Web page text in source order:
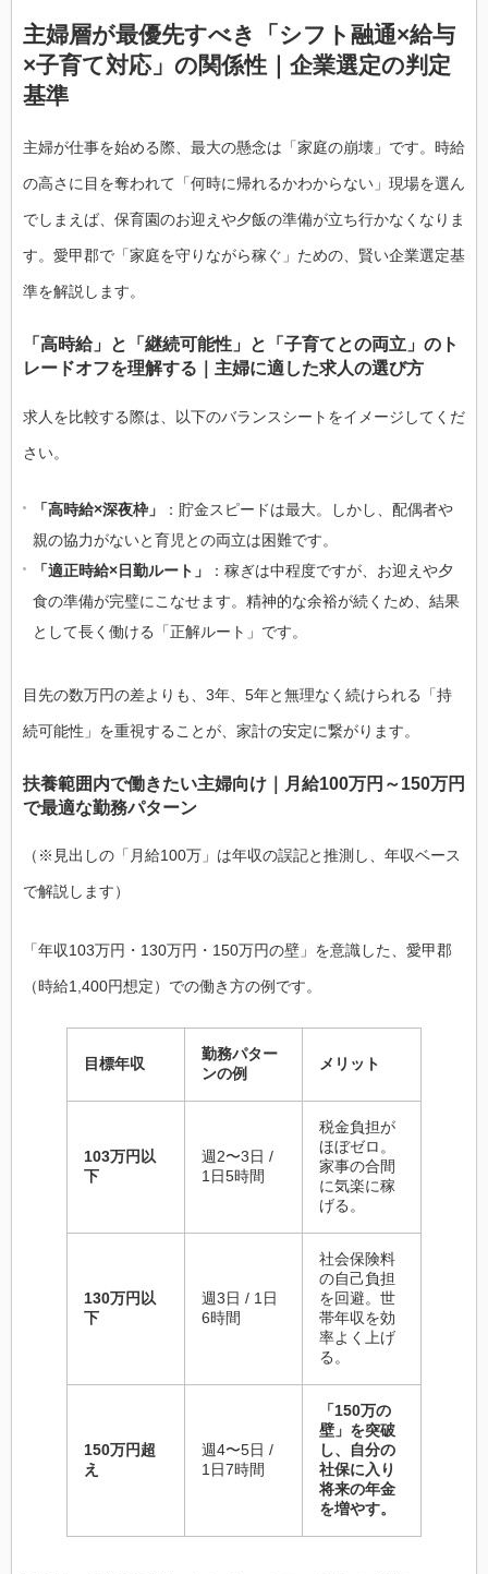
主婦層が最優先すべき「シフト融通×給与
×子育て対応」の関係性｜企業選定の判定
基準
主婦が仕事を始める際、最大の懸念は「家庭の崩壊」です。時給
の高さに目を奪われて「何時に帰れるかわからない」現場を選ん
でしまえば、保育園のお迎えや夕飯の準備が立ち行かなくなりま
す。愛甲郡で「家庭を守りながら稼ぐ」ための、賢い企業選定基
準を解説します。
「高時給」と「継続可能性」と「子育てとの両立」のト
レードオフを理解する｜主婦に適した求人の選び方
求人を比較する際は、以下のバランスシートをイメージしてくだ
さい。
「高時給×深夜枠」
：貯金スピードは最大。しかし、配偶者や
親の協力がないと育児との両立は困難です。
「適正時給×日勤ルート」
：稼ぎは中程度ですが、お迎えや夕
食の準備が完璧にこなせます。精神的な余裕が続くため、結果
として長く働ける「正解ルート」です。
目先の数万円の差よりも、3年、5年と無理なく続けられる「持
続可能性」を重視することが、家計の安定に繋がります。
扶養範囲内で働きたい主婦向け｜月給100万円～150万円
で最適な勤務パターン
（※見出しの「月給100万」は年収の誤記と推測し、年収ベース
で解説します）
「年収103万円・130万円・150万円の壁」を意識した、愛甲郡
（時給1,400円想定）での働き方の例です。
目標年収
勤務パター
ンの例
メリット
103万円以
下
週2〜3日 /
1日5時間
税金負担が
ほぼゼロ。
家事の合間
に気楽に稼
げる。
130万円以
下
週3日 / 1日
6時間
社会保険料
の自己負担
を回避。世
帯年収を効
率よく上げ
る。
150万円超
え
週4〜5日 /
1日7時間
「150万の
壁」を突破
し、自分の
社保に入り
将来の年金
を増やす。